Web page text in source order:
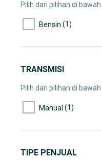
Pilih dari pilihan di bawah
Bensin (1)
TRANSMISI
Pilih dari pilihan di bawah
Manual (1)
TIPE PENJUAL